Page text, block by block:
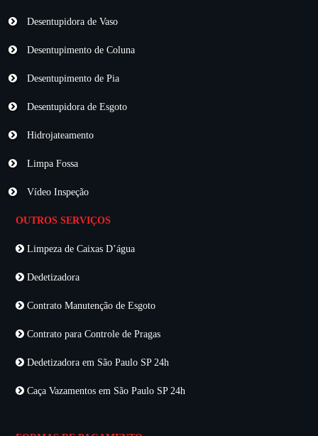
Desentupidora de Vaso
Desentupimento de Coluna
Desentupimento de Pia
Desentupidora de Esgoto
Hidrojateamento
Limpa Fossa
Vídeo Inspeção
OUTROS SERVIÇOS
Limpeza de Caixas D’água
Dedetizadora
Contrato Manutenção de Esgoto
Contrato para Controle de Pragas
Dedetizadora em São Paulo SP 24h
Caça Vazamentos em São Paulo SP 24h